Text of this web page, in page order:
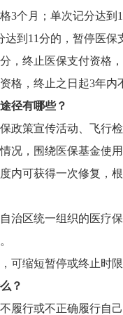
3个月；单次记分达
到11分的，暂停医保
，终止医保支付资格
格，终止之日起3年
径有哪些？
政策宣传活动、飞行
况，围绕医保基金
内可获得一次修复
治区统一组织的医
可缩短暂停或终止时
？
履行或不正确履行自